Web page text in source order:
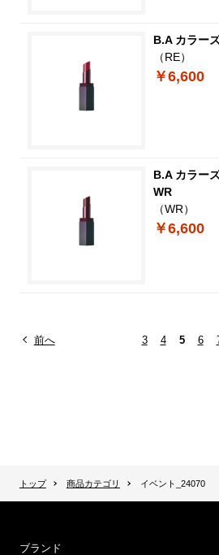
B.A カラー
（RE）
￥6,600
B.A カラー
WR
（WR）
￥6,600
前へ 3 4 5 6
トップ 商品カテゴリ イベント_24070
ブランド